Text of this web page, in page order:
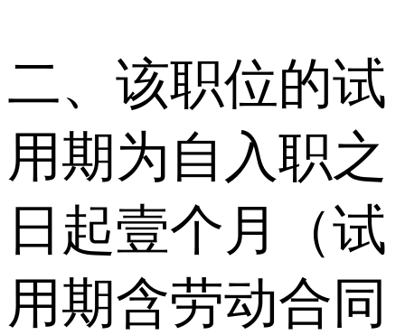
二、该职位的试
用期为自入职之
日起壹个月（试
用期含劳动合同